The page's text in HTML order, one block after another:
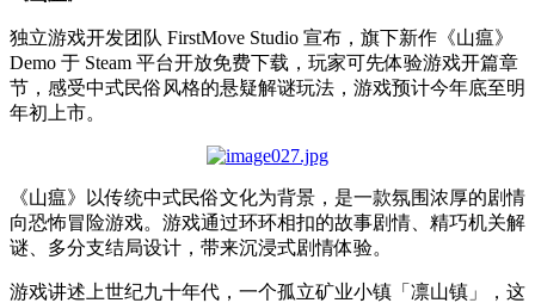
独立游戏开发团队 FirstMove Studio 宣布，旗下新作《山瘟》
Demo 于 Steam 平台开放免费下载，玩家可先体验游戏开篇章
节，感受中式民俗风格的悬疑解谜玩法，游戏预计今年底至明
年初上市。
《山瘟》以传统中式民俗文化为背景，是一款氛围浓厚的剧情
向恐怖冒险游戏。游戏通过环环相扣的故事剧情、精巧机关解
谜、多分支结局设计，带来沉浸式剧情体验。
游戏讲述上世纪九十年代，一个孤立矿业小镇「凛山镇」，这